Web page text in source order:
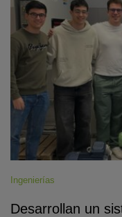
Ingenierías
Desarrollan un